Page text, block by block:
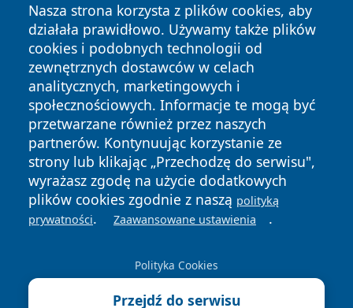
Nasza strona korzysta z plików cookies, aby
działała prawidłowo. Używamy także plików
cookies i podobnych technologii od
zewnętrznych dostawców w celach
analitycznych, marketingowych i
społecznościowych. Informacje te mogą być
przetwarzane również przez naszych
partnerów. Kontynuując korzystanie ze
strony lub klikając „Przechodzę do serwisu",
wyrażasz zgodę na użycie dodatkowych
plików cookies zgodnie z naszą polityką
prywatności. Zaawansowane ustawienia .
Polityka Cookies
Przejdź do serwisu
Copyright © 2026 elblagonline.pl Wszystkie prawa
zastrzeżone.
News Autorzy
Polityka
Prywatności
Polityka
Cookies